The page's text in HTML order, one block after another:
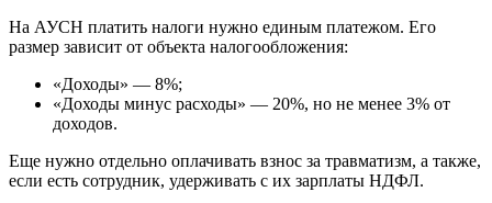
На АУСН платить налоги нужно единым платежом. Его
размер зависит от объекта налогообложения:
«Доходы» — 8%;
«Доходы минус расходы» — 20%, но не менее 3% от
доходов.
Еще нужно отдельно оплачивать взнос за травматизм, а также,
если есть сотрудник, удерживать с их зарплаты НДФЛ.